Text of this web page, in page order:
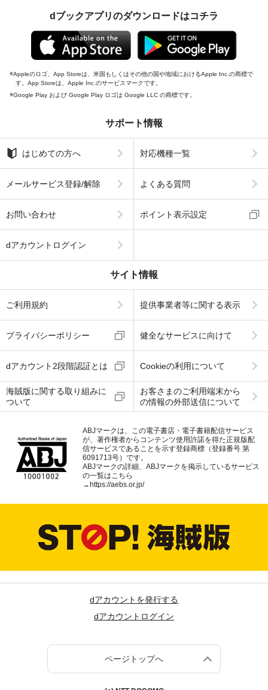
dブックアプリのダウンロードはコチラ
Appleのロゴ、App Storeは、米国もしくはその他の国や地域におけるApple Inc.の商標で
す。App Storeは、Apple Inc.のサービスマークです。
Google Play および Google Play ロゴは Google LLC の商標です。
サポート情報
はじめての方へ 対応機種一覧
メールサービス登録/解除 よくある質問
お問い合わせ ポイント表示設定
dアカウントログイン
サイト情報
ご利用規約 提供事業者等に関する表示
プライバシーポリシー 健全なサービスに向けて
dアカウント2段階認証とは Cookieの利用について
海賊版に関する取り組みに
ついて
お客さまのご利用端末から
の情報の外部送信について
ABJマークは、この電子書店・電子書籍配信サービス
が、著作権者からコンテンツ使用許諾を得た正規版配
信サービスであることを示す登録商標（登録番号 第
6091713号）です。
ABJマークの詳細、ABJマークを掲示しているサービス
の一覧はこちら
→ https://aebs.or.jp/
dアカウントを発行する
dアカウントログイン
ページトップへ